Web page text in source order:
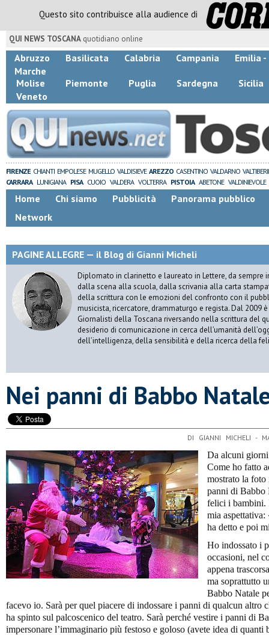
Questo sito contribuisce alla audience di
QUI NEWS TOSCANA quotidiano online
Abruzzo Basilicata Calabria Campania
Emilia -
Marche
Molise
Piemonte Puglia Sardegna
Sicilia
Veneto
FIRENZE CHIANTI EMPOLESE MUGELLO VALDISIEVE AREZZO CASENTINO VALDARNO
CARRARA LUNIGIANA PISA CUOIO VALDERA VOLTERRA PISTOIA ABETONE VALDINIEVOLE
Home Chi siamo Pubblicità
Panorama pubblico
Network
PAGINE ALLEGRE — il Blog di Gianni Micheli
Diplomato in clarinetto e laureato in Lettere, da sempre
dalla scena alla scuola, dalla scrivania alla carta
della scrittura con le emozioni del confronto con il
musicista, ricercatore, drammaturgo e regista. Dal 2009
Giornalisti della Toscana riversando nella scrittura del
desiderio di comunicazione in cerca dell’umanità
dell’intelligenza, della sensibilità e della ricerca della
Nei panni di Babbo
DI GIANNI MICHELI -
Da alcuni
Come ho fatto
mostrato la foto
panni di Babbo
felici i bambini.
mia
ha detto e poi
Ho indossato i
occasioni, nel
appena
ma soprattutto
Babbo Natale
facevo io. Sarà per quel piacere di indossare i panni di qualcun altro
ha spinto sul palcoscenico del teatro. Sarà perché vestire i panni di
impersonare l’immaginario più festoso e goloso (avete idea di